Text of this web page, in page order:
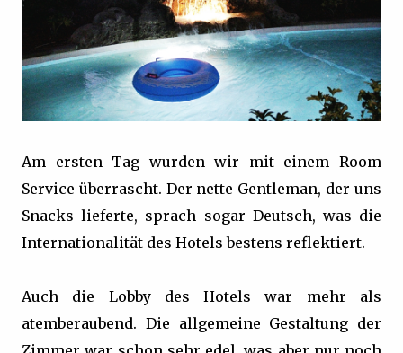
Am ersten Tag wurden wir mit einem Room
Service überrascht. Der nette Gentleman, der uns
Snacks lieferte, sprach sogar Deutsch, was die
Internationalität des Hotels bestens reflektiert.
Auch die Lobby des Hotels war mehr als
atemberaubend. Die allgemeine Gestaltung der